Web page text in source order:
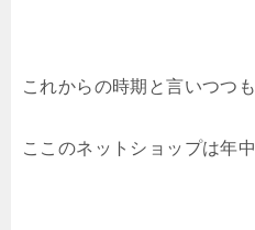
これからの時期と言いつつも
ここのネットショップは年中